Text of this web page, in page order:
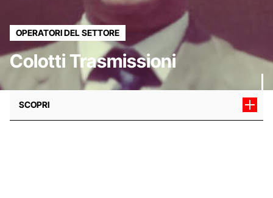
OPERATORI DEL SETTORE
Colotti Trasmissioni
SCOPRI